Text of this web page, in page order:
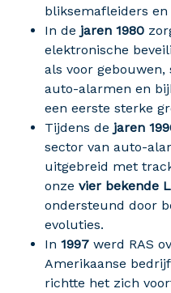
bliksemafleiders
In de jaren 1980
elektronische
als voor
auto-alarmen en
een eerste sterke
Tijdens de jaren
sector van auto-
uitgebreid met
onze vier bekende
ondersteund door
evoluties.
In 1997 werd RAS
Amerikaanse bedrijf
richtte het zich